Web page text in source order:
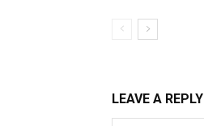
LEAVE A REPLY